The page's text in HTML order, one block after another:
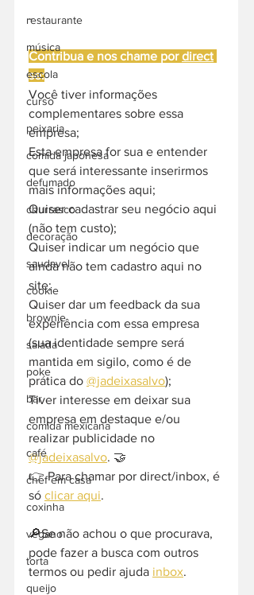
restaurante
música
escola
curso
peixaria
comida japonesa
defumado
churrasco
decoração
saudavel
cookie
brownie
salada
poke
bar
comida mexicana
café
chef em casa
coxinha
vegano
torta
queijo
-
Contribua e nos chame por direct
se:
Você tiver informações
complementares sobre essa
empresa;
Esta empresa for sua e entender
que será interessante inserirmos
mais informações aqui;
Quiser cadastrar seu negócio aqui
(não tem custo);
Quiser indicar um negócio que
ainda não tem cadastro aqui no
site;
Quiser dar um feedback da sua
experiência com essa empresa
(sua identidade sempre será
mantida em sigilo, como é de
prática do @jadeixasalvo);
Tiver interesse em deixar sua
empresa em destaque e/ou
realizar publicidade no
@jadeixasalvo. 🤝
👉 Para chamar por direct/inbox, é
só clicar aqui.
🔎Se não achou o que procurava,
pode fazer a busca com outros
termos ou pedir ajuda inbox.